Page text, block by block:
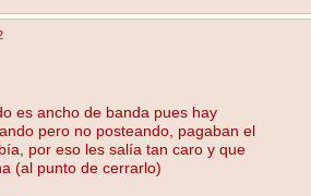
es ancho de banda pues hay
pero no posteando, pagaban el
por eso les salía tan caro y que
(al punto de cerrarlo)